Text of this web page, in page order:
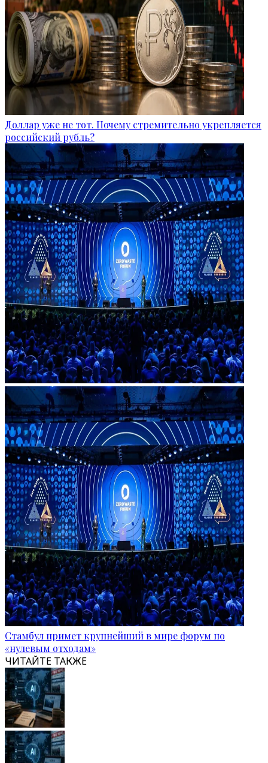
Доллар уже не тот. Почему стремительно укрепляется
российский рубль?
Стамбул примет крупнейший в мире форум по
«нулевым отходам»
ЧИТАЙТЕ ТАКЖЕ